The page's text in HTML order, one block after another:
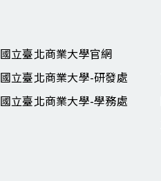
國立臺北商業大學官網
國立臺北商業大學-研發處
國立臺北商業大學-學務處